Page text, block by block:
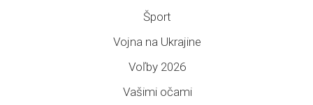
Šport
Vojna na Ukrajine
Voľby 2026
Vašimi očami